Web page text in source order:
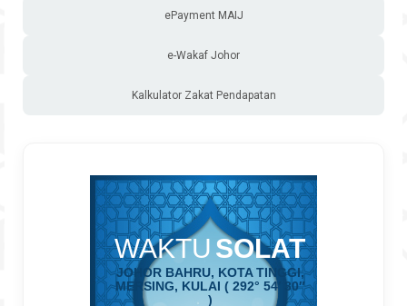
ePayment MAIJ
e-Wakaf Johor
Kalkulator Zakat Pendapatan